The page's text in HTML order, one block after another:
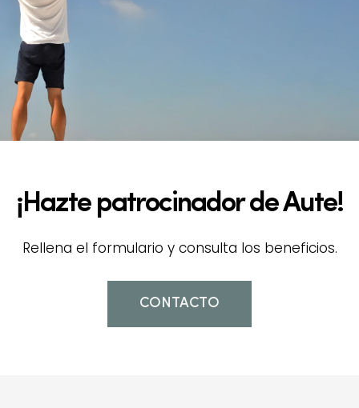
¡Hazte patrocinador de Aute!
Rellena el formulario y consulta los beneficios.
CONTACTO